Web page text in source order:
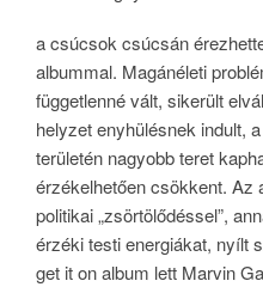
a csúcsok csúcsán
albummal. Magánéleti
függetlenné vált, sikerült
helyzet enyhülésnek indult,
területén nagyobb teret
érzékelhetően csökkent. Az
politikai „zsörtölődéssel”,
érzéki testi energiákat, nyílt
get it on album lett Marvin